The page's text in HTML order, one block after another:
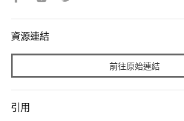
資源連結
前往原始連結
引用